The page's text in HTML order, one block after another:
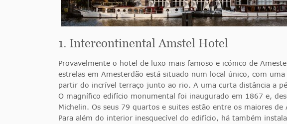
1. Intercontinental Amstel Hotel
Provavelmente o hotel de luxo mais famoso e icónico de
estrelas em Amesterdão está situado num local único, com
partir do incrível terraço junto ao rio. A uma curta distância a
O magnífico edifício monumental foi inaugurado em 1867 e,
Michelin. Os seus 79 quartos e suites estão entre os maiores de
Para além do interior inesquecível do edifício, há também